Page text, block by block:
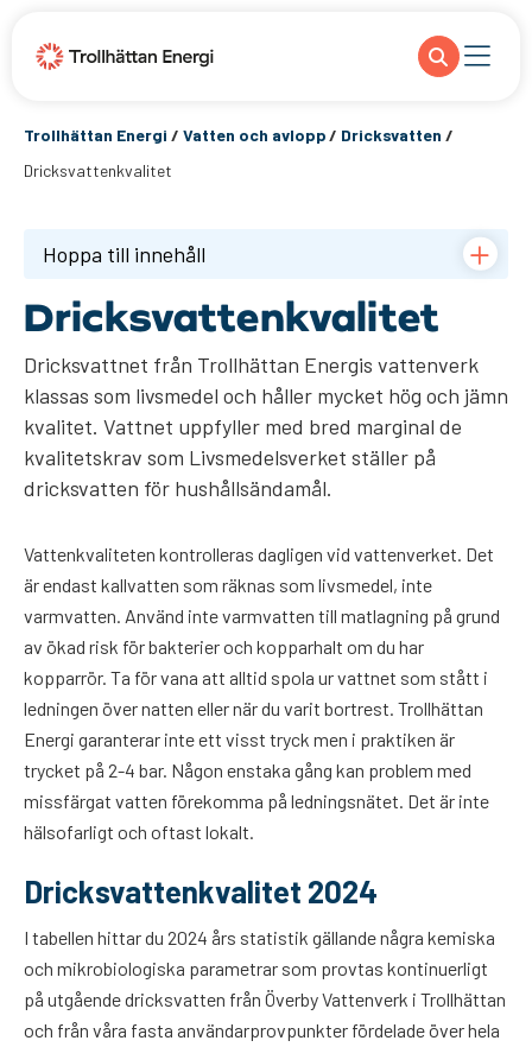
Trollhättan Energi / Vatten och avlopp/ Dricksvatten /
Dricksvattenkvalitet
Dricksvattenkvalitet
Dricksvattnet från Trollhättan Energis vattenverk
klassas som livsmedel och håller mycket hög och jämn
kvalitet. Vattnet uppfyller med bred marginal de
kvalitetskrav som Livsmedelsverket ställer på
dricksvatten för hushållsändamål.
Vattenkvaliteten kontrolleras dagligen vid vattenverket. Det
är endast kallvatten som räknas som livsmedel, inte
varmvatten. Använd inte varmvatten till matlagning på grund
av ökad risk för bakterier och kopparhalt om du har
kopparrör. Ta för vana att alltid spola ur vattnet som stått i
ledningen över natten eller när du varit bortrest. Trollhättan
Energi garanterar inte ett visst tryck men i praktiken är
trycket på 2-4 bar. Någon enstaka gång kan problem med
missfärgat vatten förekomma på ledningsnätet. Det är inte
hälsofarligt och oftast lokalt.
Dricksvattenkvalitet 2024
I tabellen hittar du 2024 års statistik gällande några kemiska
och mikrobiologiska parametrar som provtas kontinuerligt
på utgående dricksvatten från Överby Vattenverk i Trollhättan
och från våra fasta användarprovpunkter fördelade över hela
Hoppa till innehåll